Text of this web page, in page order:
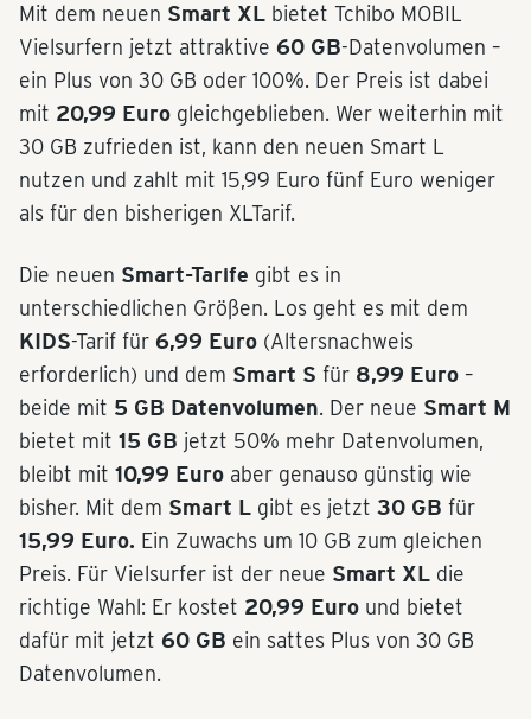
Mit dem neuen Smart XL bietet Tchibo MOBIL
Vielsurfern jetzt attraktive 60 GB-Datenvolumen –
ein Plus von 30 GB oder 100%. Der Preis ist dabei
mit 20,99 Euro gleichgeblieben. Wer weiterhin mit
30 GB zufrieden ist, kann den neuen Smart L
nutzen und zahlt mit 15,99 Euro fünf Euro weniger
als für den bisherigen XLTarif.
Die neuen Smart-Tarife gibt es in
unterschiedlichen Größen. Los geht es mit dem
KIDS-Tarif für 6,99 Euro (Altersnachweis
erforderlich) und dem Smart S für 8,99 Euro –
beide mit 5 GB Datenvolumen. Der neue Smart M
bietet mit 15 GB jetzt 50% mehr Datenvolumen,
bleibt mit 10,99 Euro aber genauso günstig wie
bisher. Mit dem Smart L gibt es jetzt 30 GB für
15,99 Euro. Ein Zuwachs um 10 GB zum gleichen
Preis. Für Vielsurfer ist der neue Smart XL die
richtige Wahl: Er kostet 20,99 Euro und bietet
dafür mit jetzt 60 GB ein sattes Plus von 30 GB
Datenvolumen.